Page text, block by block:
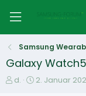
Samsung
Galaxy Watch5
E
d.
E
2. Januar